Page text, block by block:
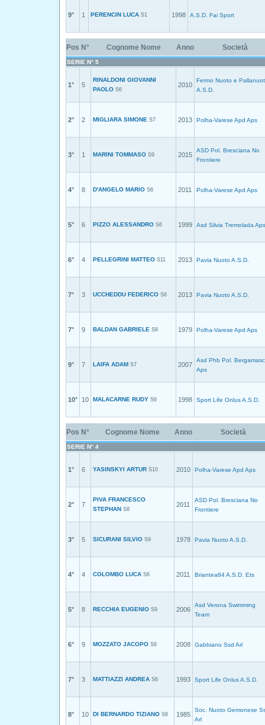
9° 1 PERENCIN LUCA S1 1998 A.S.D. Fai Sport
Pos N° Cognome Nome Anno Società
SERIE N° 5
1° 5
RINALDONI GIOVANNI
PAOLO S6
2010
Fermo Nuoto e
A.S.D.
2° 2 MIGLIARA SIMONE S7 2013 Polha-Varese Apd Aps
3° 1 MARINI TOMMASO S9 2015
ASD Pol. Bresciana No
Frontiere
4° 8 D'ANGELO MARIO S6 2011 Polha-Varese Apd Aps
5° 6 PIZZO ALESSANDRO S6 1999 Asd Silvia Tremolada Aps
6° 4 PELLEGRINI MATTEO S11 2013 Pavia Nuoto A.S.D.
7° 3 UCCHEDDU FEDERICO S6 2013 Pavia Nuoto A.S.D.
7° 9 BALDAN GABRIELE S8 1979 Polha-Varese Apd Aps
9° 7 LAIFA ADAM S7 2007
Asd Phb Pol.
Aps
10° 10 MALACARNE RUDY S6 1998 Sport Life Onlus A.S.D.
Pos N° Cognome Nome Anno Società
SERIE N° 4
1° 6 YASINSKYI ARTUR S10 2010 Polha-Varese Apd Aps
2° 7
PIVA FRANCESCO
STEPHAN S8
2011
ASD Pol. Bresciana No
Frontiere
3° 5 SICURANI SILVIO S9 1978 Pavia Nuoto A.S.D.
4° 4 COLOMBO LUCA S6 2011 Briantea84 A.S.D. Ets
5° 8 RECCHIA EUGENIO S9 2006
Asd Verona Swimming
Team
6° 9 MOZZATO JACOPO S6 2008 Gabbiano Ssd Arl
7° 3 MATTIAZZI ANDREA S6 1993 Sport Life Onlus A.S.D.
8° 10 DI BERNARDO TIZIANO S6 1985
Soc. Nuoto Gemonese
Arl